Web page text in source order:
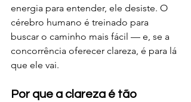
energia para entender, ele desiste. O
cérebro humano é treinado para
buscar o caminho mais fácil — e, se a
concorrência oferecer clareza, é para lá
que ele vai.
Por que a clareza é tão